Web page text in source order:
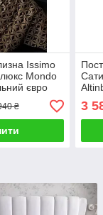
Issimo
Mondo
євро
₴ 3